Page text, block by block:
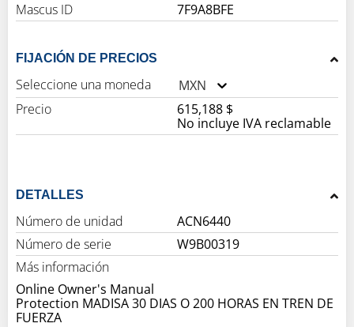
Mascus ID
7F9A8BFE
FIJACIÓN DE PRECIOS
Seleccione una moneda
MXN
Precio
615,188 $
No incluye IVA reclamable
DETALLES
Número de unidad
ACN6440
Número de serie
W9B00319
Más información
Online Owner's Manual
Protection MADISA 30 DIAS O 200 HORAS EN TREN DE
FUERZA